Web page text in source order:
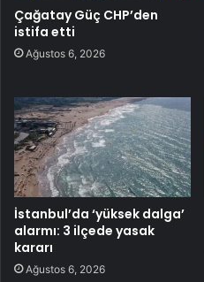
Çağatay Güç CHP’den
istifa etti
Ağustos 6, 2026
İstanbul’da ‘yüksek dalga’
alarmı: 3 ilçede yasak
kararı
Ağustos 6, 2026